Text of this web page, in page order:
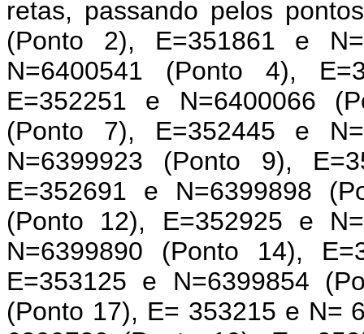
retas, passando pelos
(Ponto 2), E=351861 e
N=6400541 (Ponto 4),
E=352251 e N=6400066
(Ponto 7), E=352445 e
N=6399923 (Ponto 9),
E=352691 e N=6399898
(Ponto 12), E=352925 e
N=6399890 (Ponto 14),
E=353125 e N=6399854
(Ponto 17), E= 353215 e N=